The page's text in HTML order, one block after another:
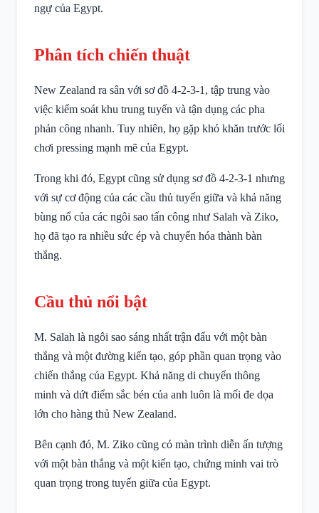
ngự của Egypt.
Phân tích chiến thuật
New Zealand ra sân với sơ đồ 4-2-3-1, tập trung vào
việc kiểm soát khu trung tuyến và tận dụng các pha
phản công nhanh. Tuy nhiên, họ gặp khó khăn trước lối
chơi pressing mạnh mẽ của Egypt.
Trong khi đó, Egypt cũng sử dụng sơ đồ 4-2-3-1 nhưng
với sự cơ động của các cầu thủ tuyến giữa và khả năng
bùng nổ của các ngôi sao tấn công như Salah và Ziko,
họ đã tạo ra nhiều sức ép và chuyển hóa thành bàn
thắng.
Cầu thủ nổi bật
M. Salah là ngôi sao sáng nhất trận đấu với một bàn
thắng và một đường kiến tạo, góp phần quan trọng vào
chiến thắng của Egypt. Khả năng di chuyển thông
minh và dứt điểm sắc bén của anh luôn là mối đe dọa
lớn cho hàng thủ New Zealand.
Bên cạnh đó, M. Ziko cũng có màn trình diễn ấn tượng
với một bàn thắng và một kiến tạo, chứng minh vai trò
quan trọng trong tuyến giữa của Egypt.